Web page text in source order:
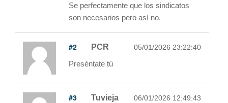
Se perfectamente que los sindicatos
son necesarios pero así no.
#2 PCR 05/01/2026 23:22:40
Preséntate tú
#3 Tuvieja 06/01/2026 12:49:43